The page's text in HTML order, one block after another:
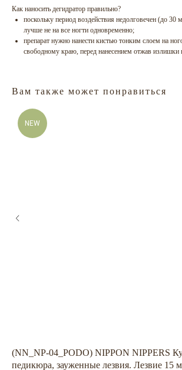
Как наносить дегидратор правильно?
поскольку период воздействия недолговечен (до 30
лучше не на все ногти одновременно;
препарат нужно нанести кистью тонким слоем на
свободному краю, перед нанесением отжав излишки
Вам также может понравиться
NEW
(NN_NP-04_PODO) NIPPON NIPPERS
педикюра, зауженные лезвия. Лезвие 15
ECONAIL@BK.RU